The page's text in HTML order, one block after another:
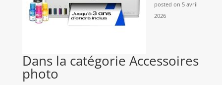
posted on 5 avril
2026
Dans la catégorie Accessoires
photo